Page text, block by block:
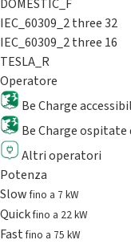
DOMESTIC_F
IEC_60309_2 three 32
IEC_60309_2 three 16
TESLA_R
Operatore
Be Charge
Be Charge
Altri operatori
Potenza
Slowfino a 7 kW
Quickfino a 22 kW
Fastfino a 75 kW